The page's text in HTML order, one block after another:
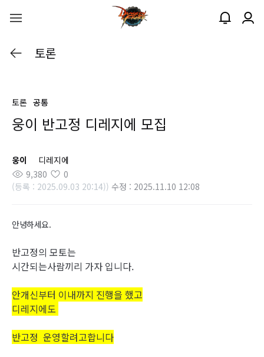
토론
토론 공통
웅이 반고정 디레지에 모집
웅이
디레지에
9,380
0
(등록 : 2025.09.03 20:14)) 수정 : 2025.11.10 12:08
안녕하세요.
반고정의 모토는
시간되는사람끼리 가자 입니다.
안개신부터 이내까지 진행을 했고
디레지에도
반고정 운영할려고합니다